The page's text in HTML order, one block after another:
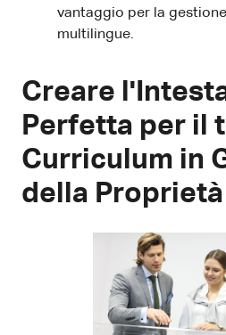
vantaggio per la
multilingue.
Creare
Perfetta per il
Curriculum in
della Proprietà